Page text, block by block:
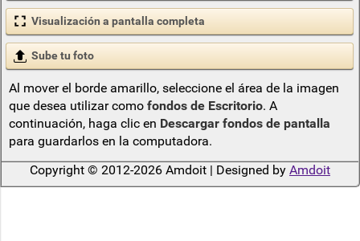
Visualización a pantalla completa
Sube tu foto
Al mover el borde amarillo, seleccione el área de la imagen
que desea utilizar como fondos de Escritorio. A
continuación, haga clic en Descargar fondos de pantalla
para guardarlos en la computadora.
Copyright © 2012-2026 Amdoit | Designed by Amdoit